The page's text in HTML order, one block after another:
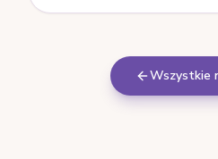
Wszystkie